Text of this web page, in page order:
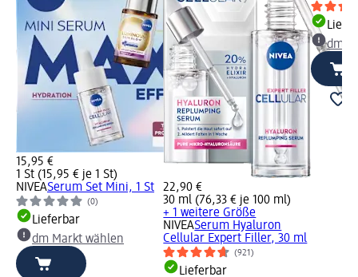
15,95 €
1 St (15,95 € je 1 St)
NIVEASerum Set Mini, 1 St
(0)
Lieferbar
dm Markt wählen
22,90 €
30 ml (76,33 € je 100 ml)
+ 1 weitere Größe
NIVEASerum Hyaluron
Cellular Expert Filler, 30 ml
(921)
Lieferbar
dm